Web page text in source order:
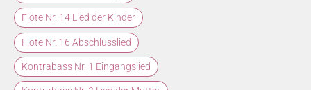
Flöte Nr. 14 Lied der Kinder
Flöte Nr. 16 Abschlusslied
Kontrabass Nr. 1 Eingangslied